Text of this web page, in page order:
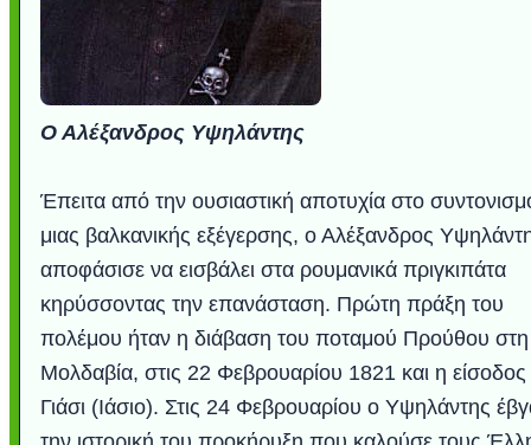
Ο Αλέξανδρος Υψηλάντης
Έπειτα από την ουσιαστική αποτυχία στο
μιας βαλκανικής εξέγερσης, ο Αλέξανδρος
αποφάσισε να εισβάλει στα ρουμανικά πριγκιπάτα
κηρύσσοντας την επανάσταση. Πρώτη πράξη του
πολέμου ήταν η διάβαση του ποταμού Προύθου στη
Μολδαβία, στις 22 Φεβρουαρίου 1821 και η
Γιάσι (Ιάσιο). Στις 24 Φεβρουαρίου ο Υψηλάντης